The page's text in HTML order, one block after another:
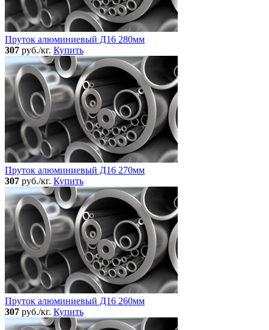
Пруток алюминиевый Д16 280мм
307 руб./кг. Купить
Пруток алюминиевый Д16 270мм
307 руб./кг. Купить
Пруток алюминиевый Д16 260мм
307 руб./кг. Купить